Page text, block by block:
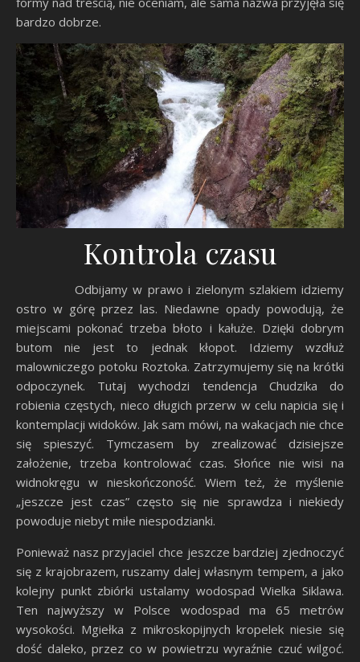
bardzo dobrze.
Kontrola czasu
Odbijamy w prawo i zielonym szlakiem idziemy
ostro w górę przez las. Niedawne opady powodują, że
miejscami pokonać trzeba błoto i kałuże. Dzięki dobrym
butom nie jest to jednak kłopot. Idziemy wzdłuż
malowniczego potoku Roztoka. Zatrzymujemy się na krótki
odpoczynek. Tutaj wychodzi tendencja Chudzika do
robienia częstych, nieco długich przerw w celu napicia się i
kontemplacji widoków. Jak sam mówi, na wakacjach nie chce
się spieszyć. Tymczasem by zrealizować dzisiejsze
założenie, trzeba kontrolować czas. Słońce nie wisi na
widnokręgu w nieskończoność. Wiem też, że myślenie
„jeszcze jest czas” często się nie sprawdza i niekiedy
powoduje niebyt miłe niespodzianki.
Ponieważ nasz przyjaciel chce jeszcze bardziej zjednoczyć
się z krajobrazem, ruszamy dalej własnym tempem, a jako
kolejny punkt zbiórki ustalamy wodospad Wielka Siklawa.
Ten najwyższy w Polsce wodospad ma 65 metrów
wysokości. Mgiełka z mikroskopijnych kropelek niesie się
dość daleko, przez co w powietrzu wyraźnie czuć wilgoć.